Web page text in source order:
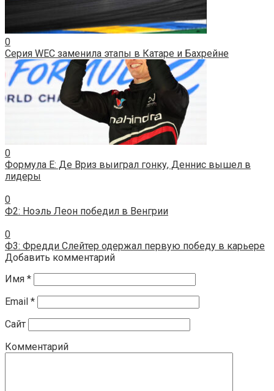
0
Серия WEC заменила этапы в Катаре и Бахрейне
0
Формула E: Де Вриз выиграл гонку, Деннис вышел в
лидеры
0
Ф2: Ноэль Леон победил в Венгрии
0
Ф3: Фредди Слейтер одержал первую победу в карьере
Добавить комментарий
Имя *
Email *
Сайт
Комментарий